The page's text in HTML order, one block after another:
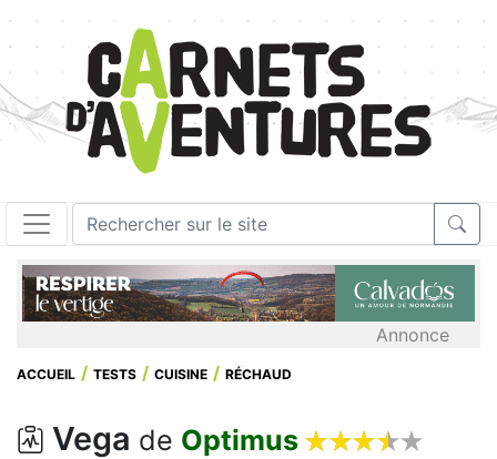
Annonce
ACCUEIL TESTS CUISINE RÉCHAUD
Vega de Optimus 
